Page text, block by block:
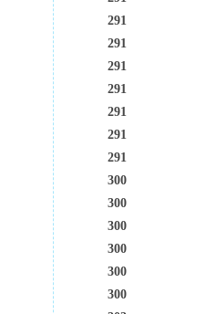
291
291
291
291
291
291
291
300
300
300
300
300
300